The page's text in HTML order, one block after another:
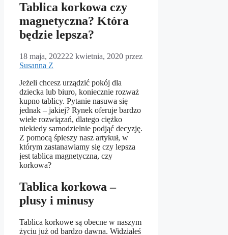
Tablica korkowa czy
magnetyczna? Która
będzie lepsza?
18 maja, 202222 kwietnia, 2020 przez
Susanna Z
Jeżeli chcesz urządzić pokój dla
dziecka lub biuro, koniecznie rozważ
kupno tablicy. Pytanie nasuwa się
jednak – jakiej? Rynek oferuje bardzo
wiele rozwiązań, dlatego ciężko
niekiedy samodzielnie podjąć decyzję.
Z pomocą śpieszy nasz artykuł, w
którym zastanawiamy się czy lepsza
jest tablica magnetyczna, czy
korkowa?
Tablica korkowa –
plusy i minusy
Tablica korkowe są obecne w naszym
życiu już od bardzo dawna. Widziałeś